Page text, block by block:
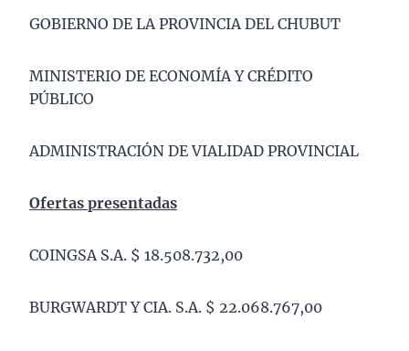
GOBIERNO DE LA PROVINCIA DEL CHUBUT
MINISTERIO DE ECONOMÍA Y CRÉDITO
PÚBLICO
ADMINISTRACIÓN DE VIALIDAD PROVINCIAL
Ofertas presentadas
COINGSA S.A. $ 18.508.732,00
BURGWARDT Y CIA. S.A. $ 22.068.767,00